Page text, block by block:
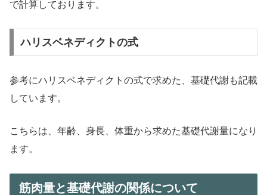
で計算しております。
ハリスベネディクトの式
参考にハリスベネディクトの式で求めた、基礎代謝も記載
しています。
こちらは、年齢、身長、体重から求めた基礎代謝量になり
ます。
筋肉量と基礎代謝の関係について